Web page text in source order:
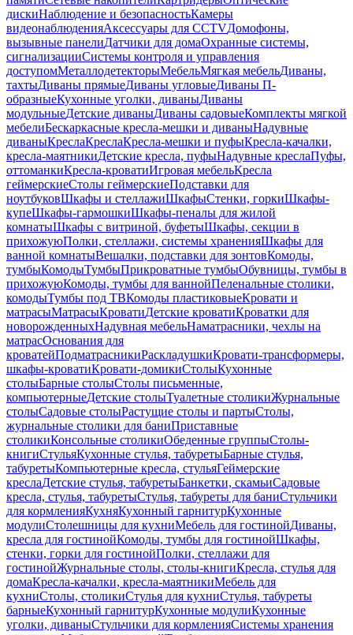
дискиНаблюдение и безопасностьКамеры
видеонаблюденияАксессуары для CCTVДомофоны,
вызывные панелиДатчики для домаОхранные системы,
сигнализацииСистемы контроля и управления
доступомМеталлодетекторыМебельМягкая мебельДиваны,
тахтыДиваны прямыеДиваны угловыеДиваны П-
образныеКухонные уголки, диваныДиваны
модульныеДетские диваныДиваны садовыеКомплекты мягкой
мебелиБескаркасные кресла-мешки и диваныНадувные
диваныКреслаКреслаКресла-мешки и пуфыКресла-качалки,
кресла-маятникиДетские кресла, пуфыНадувные креслаПуфы,
оттоманкиКресла-кроватиИгровая мебельКресла
геймерскиеСтолы геймерскиеПодставки для
ноутбуковШкафы и стеллажиШкафыСтенки, горкиШкафы-
купеШкафы-гармошкиШкафы-пеналы для жилой
комнатыШкафы с витриной, буфетыШкафы, секции в
прихожуюПолки, стеллажи, системы храненияШкафы для
ванной комнатыВешалки, подставки для зонтовКомоды,
тумбыКомодыТумбыПрикроватные тумбыОбувницы, тумбы в
прихожуюКомоды, тумбы для ваннойПеленальные столики,
комодыТумбы под ТВКомоды пластиковыеКровати и
матрасыМатрасыКроватиДетские кроватиКроватки для
новорожденныхНадувная мебельНаматрасники, чехлы на
матрасОснования для
кроватейПодматрасникиРаскладушкиКровати-трансформеры,
шкафы-кроватиКровати-домикиСтолыКухонные
столыБарные столыСтолы письменные,
компьютерныеДетские столыТуалетные столикиЖурнальные
столыСадовые столыРастущие столы и партыСтолы,
журнальные столики для баниПриставные
столикиКонсольные столикиОбеденные группыСтолы-
книгиСтульяКухонные стулья, табуретыБарные стулья,
табуретыКомпьютерные кресла, стульяГеймерские
креслаДетские стулья, табуретыБанкетки, скамьиСадовые
кресла, стулья, табуретыСтулья, табуреты для баниСтульчики
для кормленияКухняКухонный гарнитурКухонные
модулиСтолешницы для кухниМебель для гостинойДиваны,
кресла для гостинойКомоды, тумбы для гостинойШкафы,
стенки, горки для гостинойПолки, стеллажи для
гостинойЖурнальные столы, столы-книгиКресла, стулья для
домаКресла-качалки, кресла-маятникиМебель для
кухниСтолы, столикиСтулья для кухниСтулья, табуреты
барныеКухонный гарнитурКухонные модулиКухонные
уголки, диваныСтульчики для кормленияСистемы хранения